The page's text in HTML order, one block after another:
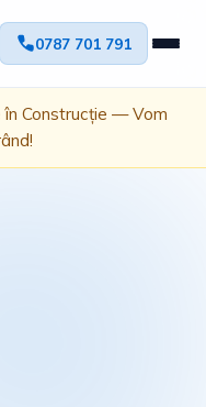
0787 701 791
în Construcție — Vom